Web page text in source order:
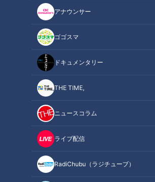
アナウンサー
ゴゴスマ
ドキュメンタリー
THE TIME,
ニュースコラム
ライブ配信
RadiChubu（ラジチューブ）
記事に戻る